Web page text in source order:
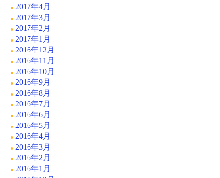
2017年4月
2017年3月
2017年2月
2017年1月
2016年12月
2016年11月
2016年10月
2016年9月
2016年8月
2016年7月
2016年6月
2016年5月
2016年4月
2016年3月
2016年2月
2016年1月